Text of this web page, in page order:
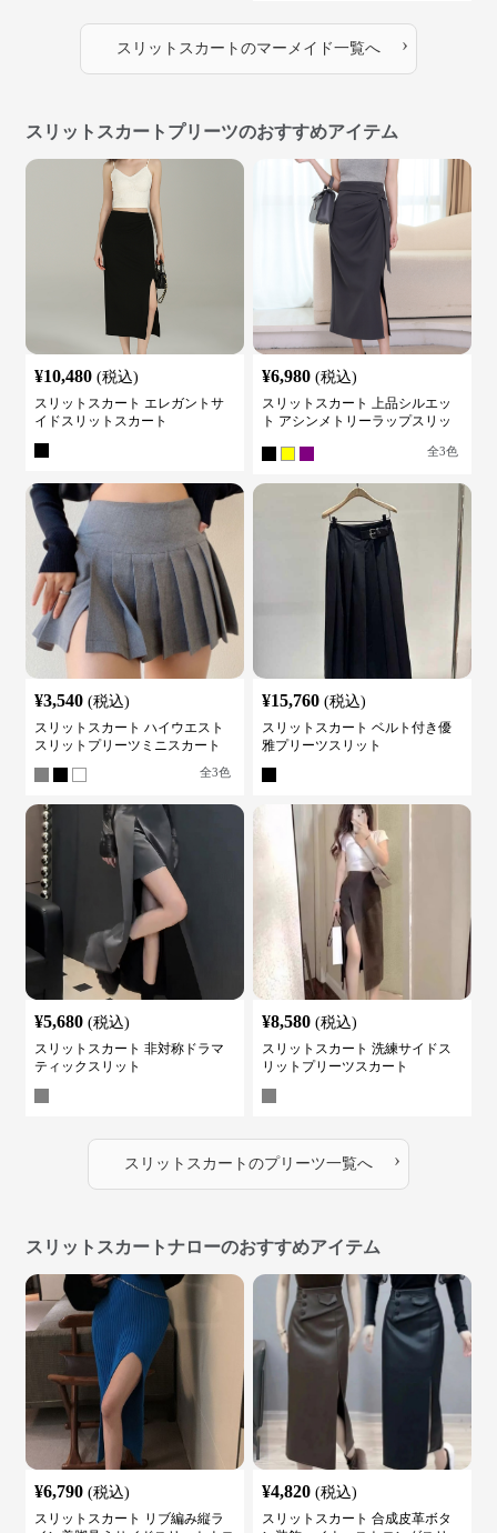
スリットスカート のマーメイド一覧へ ›
スリットスカートプリーツのおすすめアイテム
¥10,480 (税込)
スリットスカート エレガントサ
イドスリットスカート
¥6,980 (税込)
スリットスカート 上品シルエッ
ト アシンメトリーラップスリッ
全3色
¥3,540 (税込)
スリットスカート ハイウエスト
スリットプリーツミニスカート
全3色
¥15,760 (税込)
スリットスカート ベルト付き優
雅プリーツスリット
¥5,680 (税込)
スリットスカート 非対称ドラマ
ティックスリット
¥8,580 (税込)
スリットスカート 洗練サイドス
リットプリーツスカート
スリットスカート のプリーツ一覧へ ›
スリットスカートナローのおすすめアイテム
¥6,790 (税込)
スリットスカート リブ編み縦ラ
¥4,820 (税込)
スリットスカート 合成皮革ボタ